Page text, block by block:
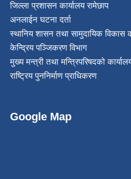
जिल्ला प्रशासन कार्यालय रामेछाप
अनलाईन घटना दर्ता
स्थानिय शासन तथा सामुदायिक विकास
केन्द्रिय पञ्जिकरण विभाग
मुख्य मन्त्री तथा मन्त्रिपरिषदको
राष्ट्रिय पुननिर्माण प्राधिकरण
Google Map